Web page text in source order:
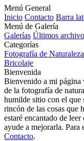
Menú General
Inicio Contacto Barra
Menú de Galería
Galerías Últimos
Categorías
Fotografía de Naturaleza
Bricolaje
Bienvenida
Bienvenido a mi página
de la fotografía de
humilde sitio con el que
rincón de las cosas que
estaré encantado de
ayude a mejorarla. Para
Contacto.